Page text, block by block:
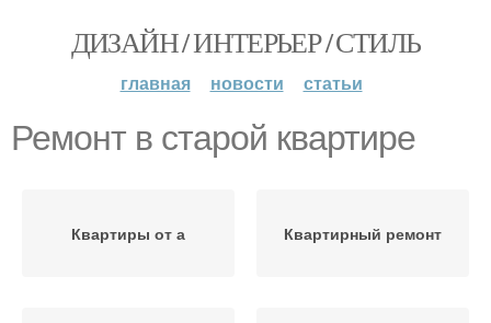
ДИЗАЙН / ИНТЕРЬЕР / СТИЛЬ
главная новости статьи
Ремонт в старой квартире
Квартиры от а Квартирный ремонт